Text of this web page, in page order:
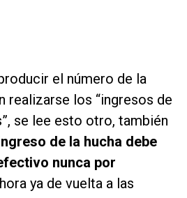
el número de la
realizarse los “ingresos de
se lee esto otro, también
de la hucha debe
nunca por
ya de vuelta a las